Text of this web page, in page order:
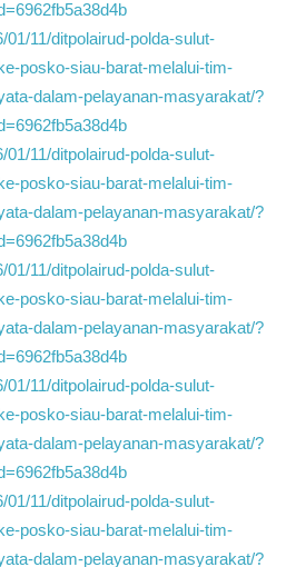
11/ditpolairud-polda-sulut-
posko-siau-barat-melalui-tim-
dalam-pelayanan-masyarakat/?
11/ditpolairud-polda-sulut-
posko-siau-barat-melalui-tim-
dalam-pelayanan-masyarakat/?
11/ditpolairud-polda-sulut-
posko-siau-barat-melalui-tim-
dalam-pelayanan-masyarakat/?
11/ditpolairud-polda-sulut-
posko-siau-barat-melalui-tim-
dalam-pelayanan-masyarakat/?
11/ditpolairud-polda-sulut-
posko-siau-barat-melalui-tim-
dalam-pelayanan-masyarakat/?